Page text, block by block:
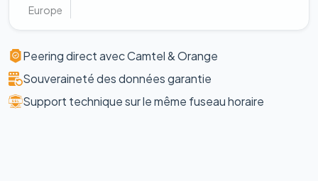
Europe
Peering direct avec Camtel & Orange
Souveraineté des données garantie
Support technique sur le même fuseau horaire